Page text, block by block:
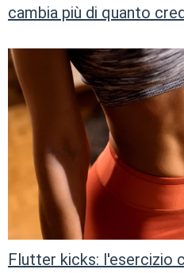
cambia più di quanto
Flutter kicks: l'esercizio